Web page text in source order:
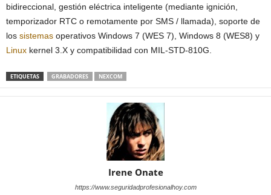
bidireccional, gestión eléctrica inteligente (mediante ignición,
temporizador RTC o remotamente por SMS / llamada), soporte de
los sistemas operativos Windows 7 (WES 7), Windows 8 (WES8) y
Linux kernel 3.X y compatibilidad con MIL-STD-810G.
ETIQUETAS GRABADORES NEXCOM
Irene Onate
https://www.seguridadprofesionalhoy.com